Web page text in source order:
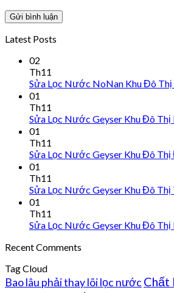
Latest Posts
02
Th11
Sửa Lọc Nước NoNan Khu Đô Thị
01
Th11
Sửa Lọc Nước Geyser Khu Đô Thị
01
Th11
Sửa Lọc Nước Geyser Khu Đô
01
Th11
Sửa Lọc Nước Geyser Khu Đô Thị
01
Th11
Sửa Lọc Nước Geyser Khu Đô Thị
Recent Comments
Tag Cloud
Bao lâu phải thay lõi lọc nước Chất